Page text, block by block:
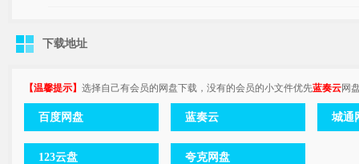
下载地址
【温馨提示】 选择自己有会员的网盘下载，没有的会员的小文件优先蓝奏云网
百度网盘 蓝奏云 城通
123云盘 夸克网盘